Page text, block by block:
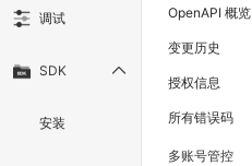
调试
SDK
安装
OpenAPI 概览
变更历史
授权信息
所有错误码
多账号管控